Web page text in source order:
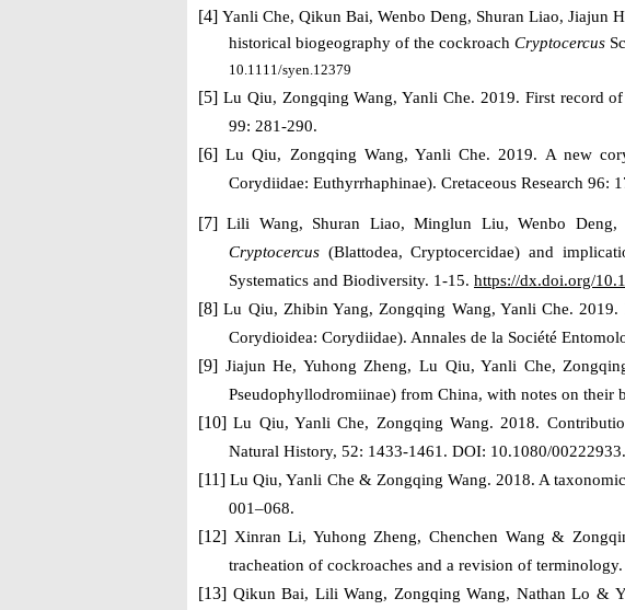
[4] Yanli Che, Qikun Bai, Wenbo Deng, Shuran Liao, Jiajun
historical biogeography of the cockroach Cryptocercus
10.1111/syen.12379
[5] Lu Qiu, Zongqing Wang, Yanli Che. 2019. First record
99: 281-290.
[6]Lu Qiu, Zongqing Wang, Yanli Che. 2019. A new
Corydiidae: Euthyrrhaphinae). Cretaceous Research 96:
[7]Lili Wang, Shuran Liao, Minglun Liu, Wenbo Deng,
Cryptocercus (Blattodea, Cryptocercidae) and
Systematics and Biodiversity. 1-15. https://dx.doi.org/
[8]Lu Qiu, Zhibin Yang, Zongqing Wang, Yanli Che.
Corydioidea: Corydiidae). Annales de la Société
[9] Jiajun He, Yuhong Zheng, Lu Qiu, Yanli Che,
Pseudophyllodromiinae) from China, with notes on their
[10]Lu Qiu, Yanli Che, Zongqing Wang. 2018.
Natural History, 52: 1433-1461. DOI: 10.1080/
[11]Lu Qiu, Yanli Che & Zongqing Wang. 2018. A
001–068.
[12] Xinran Li, Yuhong Zheng, Chenchen Wang & Zongq
tracheation of cockroaches and a revision of
[13] Qikun Bai, Lili Wang, Zongqing Wang, Nathan Lo&